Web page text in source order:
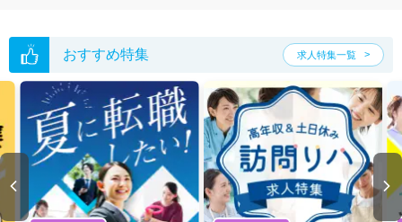
おすすめ特集 求人特集一覧